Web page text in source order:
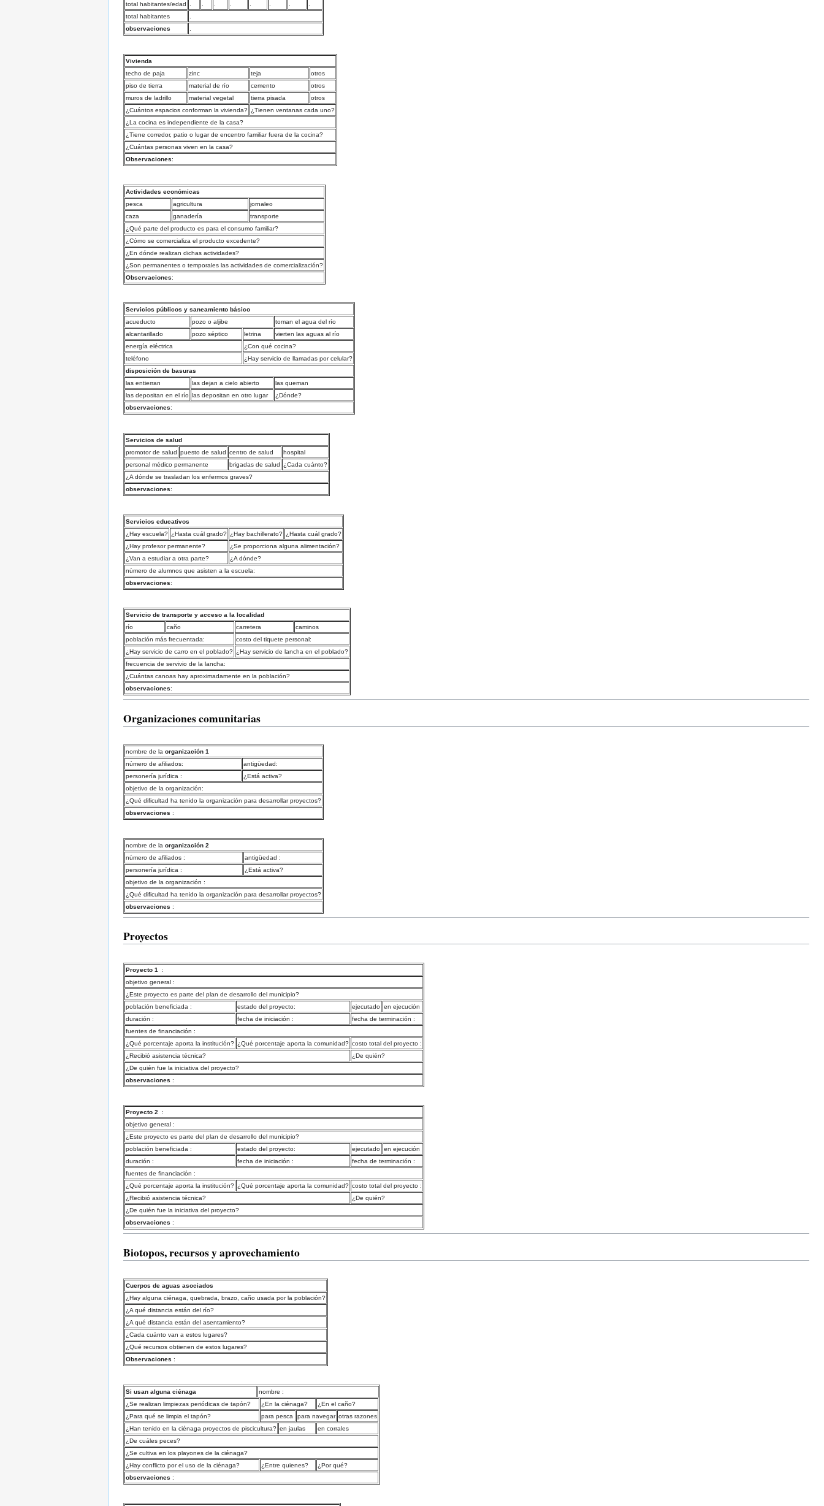
total habitantes/edad
. . . . . . .
.
total habitantes
.
observaciones
.
Vivienda
techo de paja
zinc teja
otros
piso de tierra
material de río cemento
otros
muros de ladrillo
material vegetal tierra pisada
otros
¿Cuántos espacios conforman la vivienda? ¿Tienen ventanas cada uno?
¿La cocina es independiente de la casa?
¿Tiene corredor, patio o lugar de encentro familiar fuera de la cocina?
¿Cuántas personas viven en la casa?
Observaciones:
Actividades económicas
pesca
agricultura
jornaleo
caza
ganadería
transporte
¿Qué parte del producto es para el consumo familiar?
¿Cómo se comercializa el producto excedente?
¿En dónde realizan dichas actividades?
¿Son permanentes o temporales las actividades de comercialización?
Observaciones:
Servicios públicos y saneamiento básico
acueducto
pozo o aljibe
toman el agua del río
alcantarillado
pozo séptico letrina
vierten las aguas al río
energía eléctrica
¿Con qué cocina?
teléfono
¿Hay servicio de llamadas por celular?
disposición de basuras
las entierran
las dejan a cielo abierto
las queman
las depositan en el río las depositan en otro lugar
¿Dónde?
observaciones:
Servicios de salud
promotor de salud puesto de salud centro de salud
hospital
personal médico permanente
brigadas de salud
¿Cada cuánto?
¿A dónde se trasladan los enfermos graves?
observaciones:
Servicios educativos
¿Hay escuela? ¿Hasta cuál grado? ¿Hay bachillerato? ¿Hasta cuál grado?
¿Hay profesor permanente?
¿Se proporciona alguna alimentación?
¿Van a estudiar a otra parte?
¿A dónde?
número de alumnos que asisten a la escuela:
observaciones:
Servicio de transporte y acceso a la localidad
río
caño carretera
caminos
población más frecuentada:
costo del tiquete personal:
¿Hay servicio de carro en el poblado? ¿Hay servicio de lancha en el poblado?
frecuencia de servivio de la lancha:
¿Cuántas canoas hay aproximadamente en la población?
observaciones:
Organizaciones comunitarias
nombre de la organización 1
número de afiliados:
antigüedad:
personería jurídica :
¿Está activa?
objetivo de la organización:
¿Qué dificultad ha tenido la organización para desarrollar proyectos?
observaciones :
nombre de la organización 2
número de afiliados :
antigüedad :
personería jurídica :
¿Está activa?
objetivo de la organización :
¿Qué dificultad ha tenido la organización para desarrollar proyectos?
observaciones :
Proyectos
Proyecto 1
:
objetivo general :
¿Este proyecto es parte del plan de desarrollo del municipio?
población beneficiada :
estado del proyecto: ejecutado en ejecución
duración :
fecha de iniciación :
fecha de terminación :
fuentes de financiación :
¿Qué porcentaje aporta la institución? ¿Qué porcentaje aporta la comunidad? costo total del proyecto :
¿Recibió asistencia técnica?
¿De quién?
¿De quién fue la iniciativa del proyecto?
observaciones :
Proyecto 2
:
objetivo general :
¿Este proyecto es parte del plan de desarrollo del municipio?
población beneficiada :
estado del proyecto: ejecutado en ejecución
duración :
fecha de iniciación :
fecha de terminación :
fuentes de financiación :
¿Qué porcentaje aporta la institución? ¿Qué porcentaje aporta la comunidad? costo total del proyecto :
¿Recibió asistencia técnica?
¿De quién?
¿De quién fue la iniciativa del proyecto?
observaciones :
Biotopos, recursos y aprovechamiento
Cuerpos de aguas asociados
¿Hay alguna ciénaga, quebrada, brazo, caño usada por la población?
¿A qué distancia están del río?
¿A qué distancia están del asentamiento?
¿Cada cuánto van a estos lugares?
¿Qué recursos obtienen de estos lugares?
Observaciones :
Si usan alguna ciénaga
nombre :
¿Se realizan limpiezas periódicas de tapón?
¿En la ciénaga?
¿En el caño?
¿Para qué se limpia el tapón?
para pesca para navegar otras razones
¿Han tenido en la ciénaga proyectos de piscicultura? en jaulas
en corrales
¿De cuáles peces?
¿Se cultiva en los playones de la ciénaga?
¿Hay conflicto por el uso de la ciénaga?
¿Entre quienes?
¿Por qué?
observaciones :